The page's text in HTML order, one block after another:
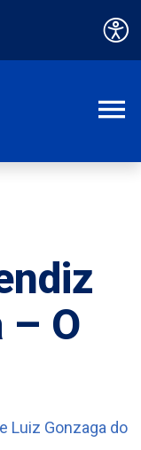
– O
Luiz Gonzaga do